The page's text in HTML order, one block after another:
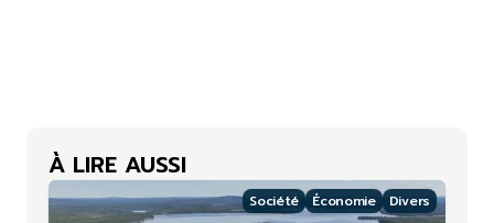
À LIRE AUSSI
Société Économie Divers